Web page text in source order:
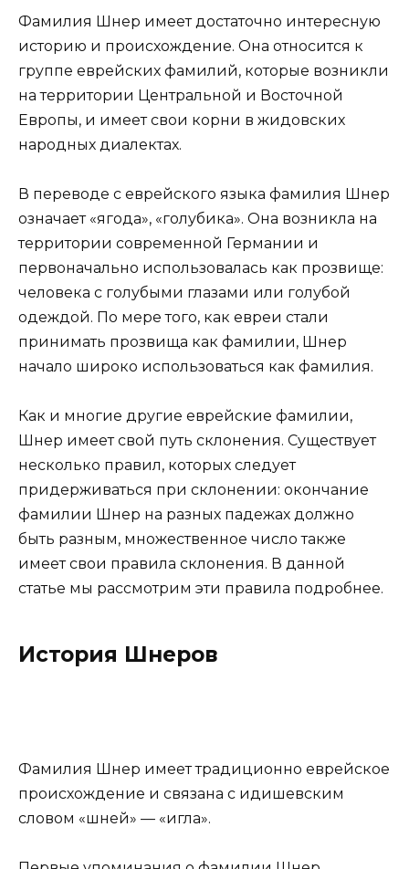
Фамилия Шнер имеет достаточно интересную
историю и происхождение. Она относится к
группе еврейских фамилий, которые возникли
на территории Центральной и Восточной
Европы, и имеет свои корни в жидовских
народных диалектах.
В переводе с еврейского языка фамилия Шнер
означает «ягода», «голубика». Она возникла на
территории современной Германии и
первоначально использовалась как прозвище:
человека с голубыми глазами или голубой
одеждой. По мере того, как евреи стали
принимать прозвища как фамилии, Шнер
начало широко использоваться как фамилия.
Как и многие другие еврейские фамилии,
Шнер имеет свой путь склонения. Существует
несколько правил, которых следует
придерживаться при склонении: окончание
фамилии Шнер на разных падежах должно
быть разным, множественное число также
имеет свои правила склонения. В данной
статье мы рассмотрим эти правила подробнее.
История Шнеров
Фамилия Шнер имеет традиционно еврейское
происхождение и связана с идишевским
словом «шней» — «игла».